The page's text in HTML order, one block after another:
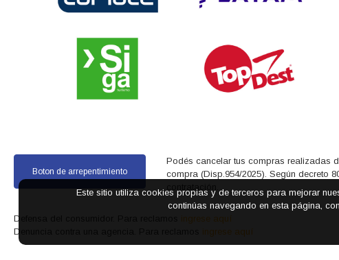
Boton de arrepentimiento
Podés cancelar tus compras realizadas
compra (Disp.954/2025). Según decreto
Defensa del consumidor. Para reclamos ingrese aquí
Denuncia contra una agencia. Para reclamos ingrese aquí
Este sitio utiliza cookies propias y de terceros para mejorar
continúas navegando en esta página,